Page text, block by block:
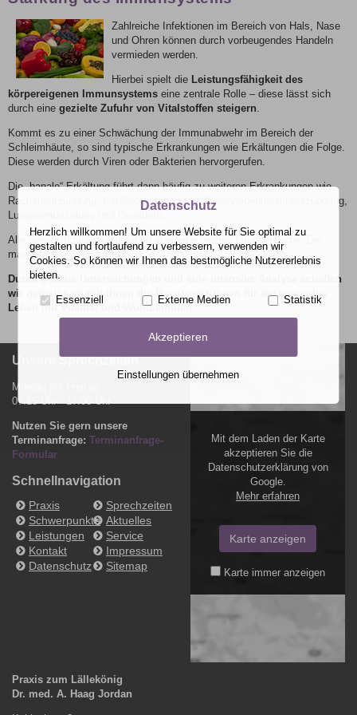
Zahlreiche Infektionen im Bereich von Hals, Nase
und Ohren können durch vorbeugendes Handeln
vermieden werden.
Hierbei spielt die Leistungsfähigkeit des
körpereigenen Immunsystems eine zentrale Rolle – diese lässt sich
durch eine gezielte Zufuhr von Vitalstoffen steigern.
Kommt es zu einer Schwächung der Immunabwehr im Bereich der
Schleimhäute, so sind typische Erkrankungen wie Erkältungen die Folge.
Diese werden durch Viren oder Bakterien hervorgerufen.
Die „banale“ Erkältung führt dann häufig zu weiteren Erkrankungen wie
Rachenentzündung, Kehlkopfentzündung, Nasennebenhöhlenentzündung,
Lungenentzündung und Bronchitis.
Alle diese Erkrankungen haben aber eine einzige Grundursache: Die
mangelnde Immunabwehr!
Durch genaue Untersuchungen und eine intensive Analyse schaffen
wir gemeinsam mit Ihnen die Voraussetzungen für ein gesundes
Leben mit Vitalität und Wohlbefinden.
Unsere Sprechzeiten
Montag bis Freitag
07:15 Uhr - 17:00 Uhr
Nutzen Sie gern unsere
Terminanfrage: Terminanfrage-
Formular
Schnellnavigation
Praxis
Sprechzeiten
Schwerpunkte Aktuelles
Leistungen
Service
Kontakt
Impressum
Datenschutz
Sitemap
Mit dem Laden der Karte
akzeptieren Sie die
Datenschutzerklärung von
Google.
Mehr erfahren
Karte anzeigen
Karte immer anzeigen
Praxis zum Lällekönig
Dr. med. A. Haag Jordan
Datenschutz
Herzlich willkommen! Um unsere Website für Sie optimal zu
gestalten und fortlaufend zu verbessern, verwenden wir
Cookies. So können wir Ihnen das bestmögliche Nutzererlebnis
bieten.
Essenziell Externe Medien Statistik
Akzeptieren
Einstellungen übernehmen